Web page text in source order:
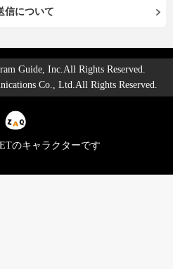
信について
Guide, Inc.All Rights Reserved.
Co., Ltd.All Rights Reserved.
のキャラクターです